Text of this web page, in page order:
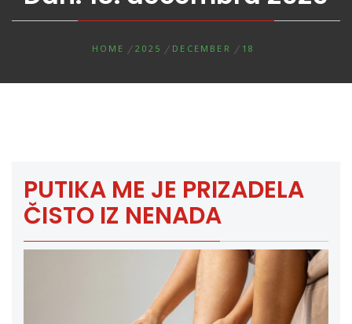
HOME 2025 DECEMBER 18
PUTIKA ME JE PRIZADELA
ČISTO IZ NENADA